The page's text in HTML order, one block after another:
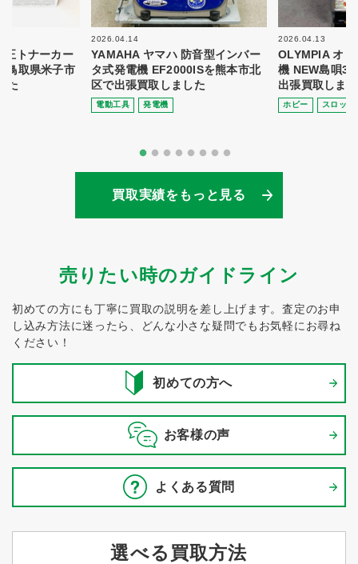
トナーカー
鳥取県米子市
た
2026.04.14
YAMAHA ヤマハ 防音型インバー
タ式発電機 EF2000ISを熊本市北
区で出張買取しました
電動⼯具 発電機
2026.04.13
OLYMPIA オ
機 NEW島唄
出張買取しま
ホビー スロット
買取実績をもっと見る
売りたい時のガイドライン
初めての方にも丁寧に買取の説明を差し上げます。査定のお申
し込み方法に迷ったら、どんな小さな疑問でもお気軽にお尋ね
ください！
初めての方へ
お客様の声
よくある質問
選べる買取方法